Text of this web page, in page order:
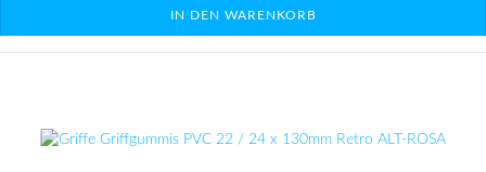
IN DEN WARENKORB